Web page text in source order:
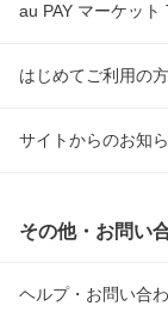
au PAY マーケット
はじめてご利用の方
サイトからのお知
その他・お問い
ヘルプ・お問い合